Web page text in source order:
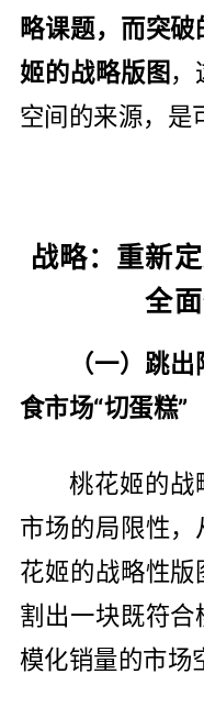
略课题，而突
姬的战略版图 ，
空间的来源，是
战略：重新
全
（一）跳
食市场“切蛋糕”
桃花姬的战
市场的局限性
花姬的战略性
割出一块既符
模化销量的市场